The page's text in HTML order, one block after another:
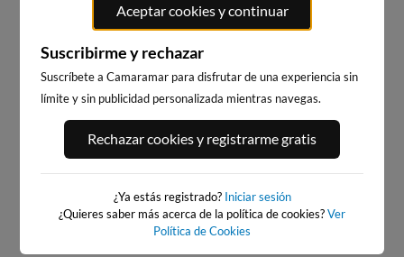
PORT ANDRATX
6km · Andratx
PLAYA DE SITGES
0.1 m CHOPI
Aceptar cookies y continuar
Suscribirme y rechazar
Suscríbete a Camaramar para disfrutar de una experiencia sin
límite y sin publicidad personalizada mientras navegas.
Rechazar cookies y registrarme gratis
¿Ya estás registrado? Iniciar sesión
¿Quieres saber más acerca de la política de cookies?Ver
Política de Cookies